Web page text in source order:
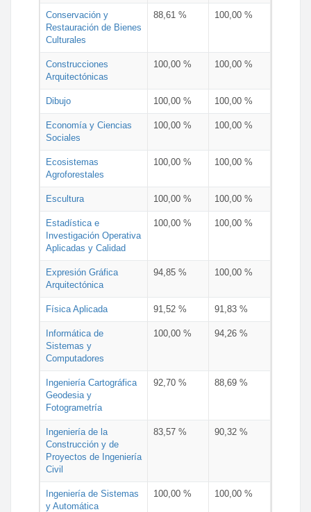
Conservación y
Restauración de Bienes
Culturales
88,61 % 100,00 %
Construcciones
Arquitectónicas
100,00 % 100,00 %
Dibujo 100,00 % 100,00 %
Economía y Ciencias
Sociales
100,00 % 100,00 %
Ecosistemas
Agroforestales
100,00 % 100,00 %
Escultura 100,00 % 100,00 %
Estadística e
Investigación Operativa
Aplicadas y Calidad
100,00 % 100,00 %
Expresión Gráfica
Arquitectónica
94,85 % 100,00 %
Física Aplicada 91,52 % 91,83 %
Informática de
Sistemas y
Computadores
100,00 % 94,26 %
Ingeniería Cartográfica
Geodesia y
Fotogrametría
92,70 % 88,69 %
Ingeniería de la
Construcción y de
Proyectos de Ingeniería
Civil
83,57 % 90,32 %
Ingeniería de Sistemas
y Automática
100,00 % 100,00 %